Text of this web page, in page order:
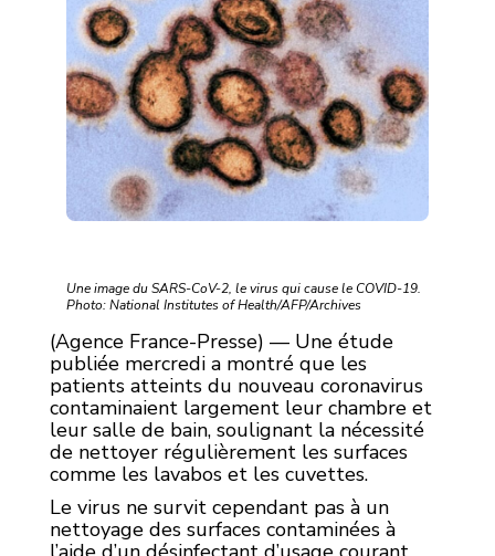
Une image du SARS-CoV-2, le virus qui cause le COVID-19.
Photo: National Institutes of Health/AFP/Archives
(Agence France-Presse) — Une étude
publiée mercredi a montré que les
patients atteints du nouveau coronavirus
contaminaient largement leur chambre et
leur salle de bain, soulignant la nécessité
de nettoyer régulièrement les surfaces
comme les lavabos et les cuvettes.
Le virus ne survit cependant pas à un
nettoyage des surfaces contaminées à